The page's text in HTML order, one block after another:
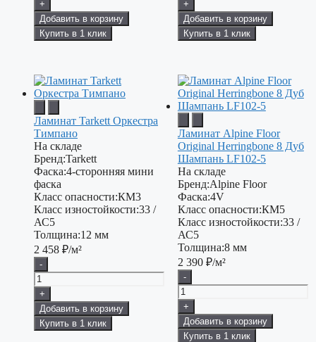
+
Добавить в корзину
Купить в 1 клик
+
Добавить в корзину
Купить в 1 клик
Ламинат Tarkett Оркестра
Тимпано
На складе
Бренд:Tarkett
Фаска:4-сторонняя мини
фаска
Класс опасности:КМ3
Класс изностойкости:33 /
АС5
Толщина:12 мм
2 458 ₽/м²
-
+
Добавить в корзину
Купить в 1 клик
Ламинат Alpine Floor
Original Herringbone 8 Дуб
Шампань LF102-5
На складе
Бренд:Alpine Floor
Фаска:4V
Класс опасности:КМ5
Класс изностойкости:33 /
АС5
Толщина:8 мм
2 390 ₽/м²
-
+
Добавить в корзину
Купить в 1 клик